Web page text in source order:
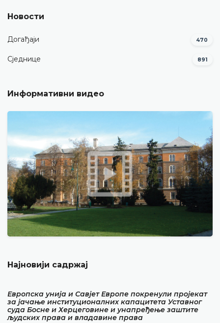
Новости
Догађаји 470
Сједнице 891
Информативни видео
Најновији садржај
Европска унија и Савјет Европе покренули пројекат
за јачање институционалних капацитета Уставног
суда Босне и Херцеговине и унапређење заштите
људских права и владавине права